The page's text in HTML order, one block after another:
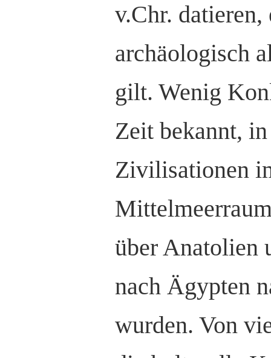
v.Chr.
archäologisch
gilt. Wenig
Zeit bekannt,
Zivilisationen
über Anatolien
nach Ägypten
wurden. Von